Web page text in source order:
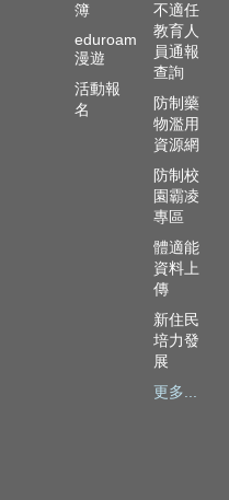
簿
eduroam
漫遊
活動報
名
不適任
教育人
員通報
查詢
防制藥
物濫用
資源網
防制校
園霸凌
專區
體適能
資料上
傳
新住民
培力發
展
更多...